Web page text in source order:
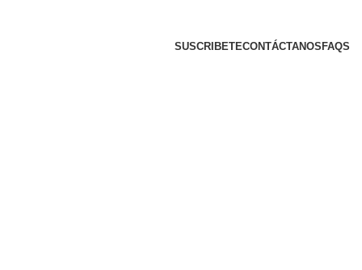
SUSCRIBETECONTÁCTANOS FAQS